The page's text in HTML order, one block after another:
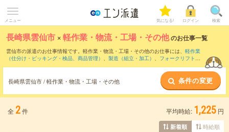
メニュー 気になる! ログイン 検索
長崎県雲仙市 ×軽作業・物流・工場・その他のお仕事一覧
雲仙市の派遣のお仕事情報です。軽作業・物流・工場・その他のお仕事には、 軽作業
（仕分け・ピッキング・検品、商品管理） 、 製造（組立・加工） 、 フォークリフト な
長崎県雲仙市 / 軽作業・物流・工場・その他 条件の変更
全 2件 平均時給: 1,225 円
新着順 時給順